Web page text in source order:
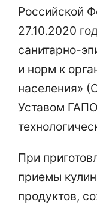
Российской
27.10.2020
санитарно-
и норм к
населения»
Уставом
При
приемы
продуктов,